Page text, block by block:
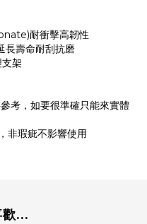
耐衝擊高韌性
壽命耐刮抗磨
架
考，如要很準確只能來實體
非瑕疵不影響使用
...